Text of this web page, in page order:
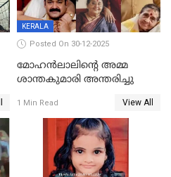
KERALA
Posted On 30-12-2025
മോഹന്‍ലാലിന്‍റെ അമ്മ
ശാന്തകുമാരി അന്തരിച്ചു
1 Min Read View All